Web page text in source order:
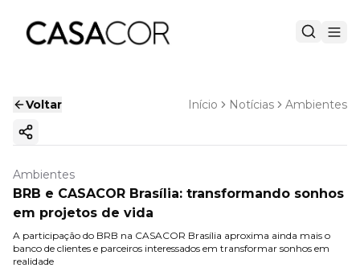
Voltar Início Notícias Ambientes
Copiar link
Ambientes
BRB e CASACOR Brasília: transformando sonhos
em projetos de vida
A participação do BRB na CASACOR Brasília aproxima ainda mais o
banco de clientes e parceiros interessados em transformar sonhos em
realidade